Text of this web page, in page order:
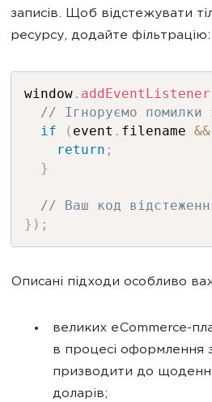
записів. Щоб відстежувати
ресурсу, додайте фільтрацію:
window. addEventListener
// Ігноруємо помилки
if
( event . filename &&
return ;
}
// Ваш код
} ) ;
Описані підходи особливо
великих eCommerce-
в процесі оформлення
призводити до
доларів;